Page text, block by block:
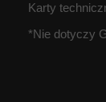
Karty
*Nie dotyczy